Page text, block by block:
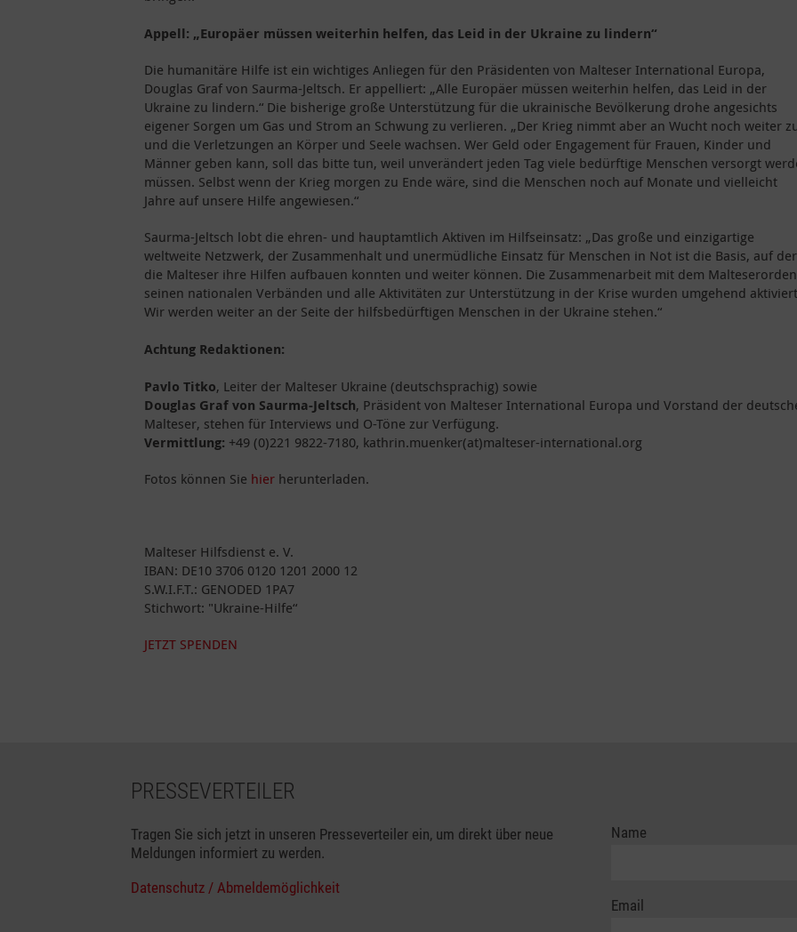
Appell: „Europäer müssen weiterhin helfen, das Leid in der Ukraine zu lindern“
Die humanitäre Hilfe ist ein wichtiges Anliegen für den Präsidenten von Malteser International Europa,
Douglas Graf von Saurma-Jeltsch. Er appelliert: „Alle Europäer müssen weiterhin helfen, das Leid in der
Ukraine zu lindern.“ Die bisherige große Unterstützung für die ukrainische Bevölkerung drohe angesichts
eigener Sorgen um Gas und Strom an Schwung zu verlieren. „Der Krieg nimmt aber an Wucht noch weiter
und die Verletzungen an Körper und Seele wachsen. Wer Geld oder Engagement für Frauen, Kinder und
Männer geben kann, soll das bitte tun, weil unverändert jeden Tag viele bedürftige Menschen versorgt
müssen. Selbst wenn der Krieg morgen zu Ende wäre, sind die Menschen noch auf Monate und vielleicht
Jahre auf unsere Hilfe angewiesen.“
Saurma-Jeltsch lobt die ehren- und hauptamtlich Aktiven im Hilfseinsatz: „Das große und einzigartige
weltweite Netzwerk, der Zusammenhalt und unermüdliche Einsatz für Menschen in Not ist die Basis, auf der
die Malteser ihre Hilfen aufbauen konnten und weiter können. Die Zusammenarbeit mit dem
seinen nationalen Verbänden und alle Aktivitäten zur Unterstützung in der Krise wurden umgehend
Wir werden weiter an der Seite der hilfsbedürftigen Menschen in der Ukraine stehen.“
Achtung Redaktionen:
Pavlo Titko, Leiter der Malteser Ukraine (deutschsprachig) sowie
Douglas Graf von Saurma-Jeltsch, Präsident von Malteser International Europa und Vorstand der
Malteser, stehen für Interviews und O-Töne zur Verfügung.
Vermittlung: +49 (0)221 9822-7180, kathrin.muenker(at)malteser-international.org
Fotos können Sie hier herunterladen.
Malteser Hilfsdienst e. V.
IBAN: DE10 3706 0120 1201 2000 12
S.W.I.F.T.: GENODED 1PA7
Stichwort: "Ukraine-Hilfe“
JETZT SPENDEN
PRESSEVERTEILER
Tragen Sie sich jetzt in unseren Presseverteiler ein, um direkt über neue
Meldungen informiert zu werden.
Datenschutz / Abmeldemöglichkeit
Name
Email